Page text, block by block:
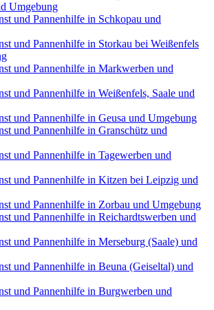
Umgebung
und Pannenhilfe in Schkopau und
und Pannenhilfe in Storkau bei Weißenfels
und Pannenhilfe in Markwerben und
und Pannenhilfe in Weißenfels, Saale und
und Pannenhilfe in Geusa und Umgebung
und Pannenhilfe in Granschütz und
und Pannenhilfe in Tagewerben und
und Pannenhilfe in Kitzen bei Leipzig und
und Pannenhilfe in Zorbau und Umgebung
und Pannenhilfe in Reichardtswerben und
und Pannenhilfe in Merseburg (Saale) und
und Pannenhilfe in Beuna (Geiseltal) und
und Pannenhilfe in Burgwerben und